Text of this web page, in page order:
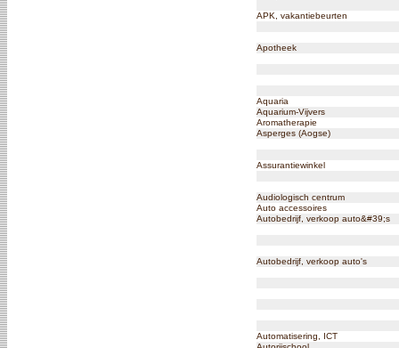
APK, vakantiebeurten
Apotheek
Aquaria
Aquarium-Vijvers
Aromatherapie
Asperges (Aogse)
Assurantiewinkel
Audiologisch centrum
Auto accessoires
Autobedrijf, verkoop auto&#39;s
Autobedrijf, verkoop auto's
Automatisering, ICT